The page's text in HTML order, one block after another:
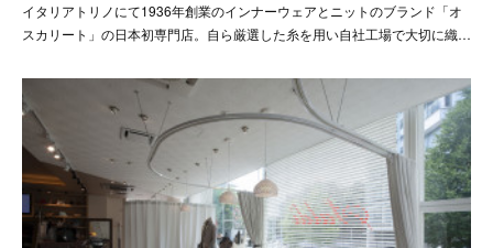
イタリアトリノにて1936年創業のインナーウェアとニットのブランド「オ
スカリート」の日本初専門店。自ら厳選した糸を用い自社工場で大切に織…